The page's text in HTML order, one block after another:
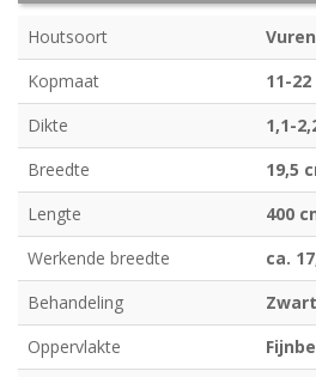
Houtsoort
Vuren
Kopmaat
11-
Dikte
1,1-
Breedte
19,5
Lengte
400
Werkende breedte
ca.
Behandeling
Oppervlakte